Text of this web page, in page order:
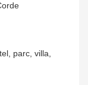
parc, villa,